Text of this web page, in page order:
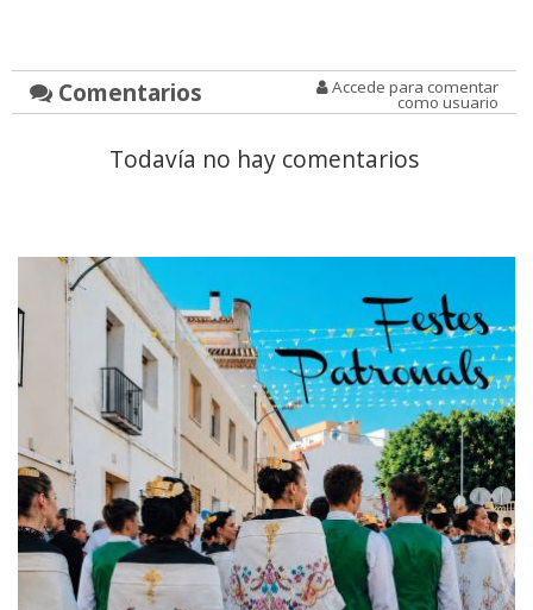
Comentarios Accede para comentar
como usuario
Todavía no hay comentarios